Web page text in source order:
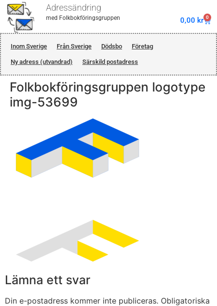
Adressändring
med Folkbokföringsgruppen 0,00 kr 0
Inom Sverige Från Sverige Dödsbo Företag
Ny adress (utvandrad) Särskild postadress
Folkbokföringsgruppen logotype
img-53699
Lämna ett svar
Din e-postadress kommer inte publiceras. Obligatoriska